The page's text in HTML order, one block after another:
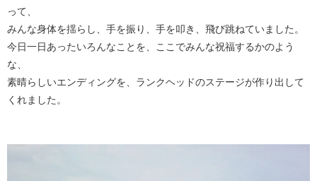
って、
みんな身体を揺らし、手を振り、手を叩き、飛び跳ねていました。
今日一日あったいろんなことを、ここでみんな祝福するかのよう
な、
素晴らしいエンディングを、ランクヘッドのステージが作り出して
くれました。